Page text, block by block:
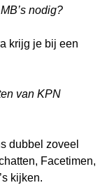
nodig?
krijg je bij een
van KPN
dubbel zoveel
Facetimen,
kijken.